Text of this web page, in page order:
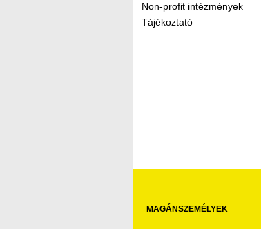
Non-profit intézmények
Tájékoztató
MAGÁNSZEMÉLYEK